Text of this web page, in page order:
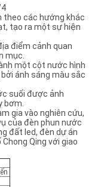
theo các hướng khác
tạo ra một sự hiện
điểm cảnh quan
mục.
một cột nước hình
ánh sáng màu sắc
suối được ảnh
bơm.
gia vào nghiên cứu,
của đèn phun nước
đất led, đèn dự án
Qing với giao